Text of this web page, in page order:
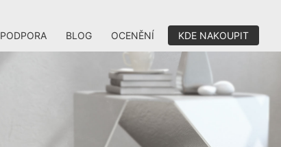
PODPORA BLOG OCENĚNÍ KDE NAKOUPIT